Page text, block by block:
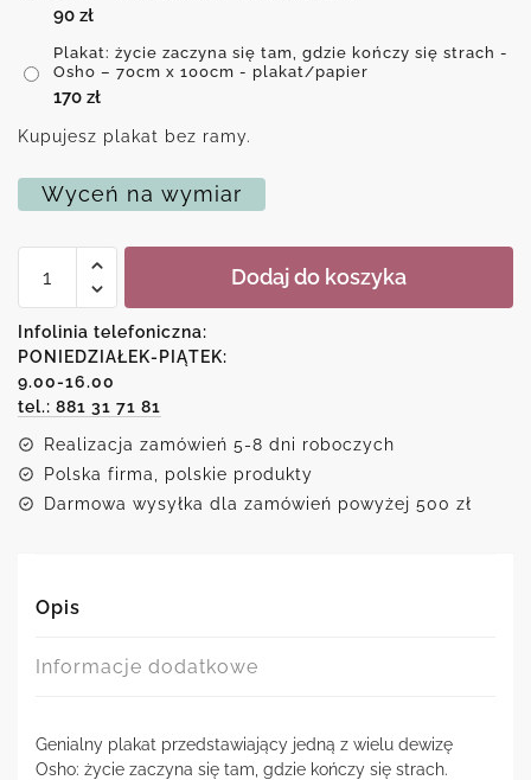
90 zł
Plakat: życie zaczyna się tam, gdzie kończy się strach -
Osho – 70cm x 100cm - plakat/papier
170 zł
Kupujesz plakat bez ramy.
Wyceń na wymiar
Plakat:
się
tam,
gdzie
kończy
strach
-
Dodaj do koszyka
Infolinia telefoniczna:
PONIEDZIAŁEK-PIĄTEK:
9.00-16.00
tel.: 881 31 71 81
Realizacja zamówień 5-8 dni roboczych
Polska firma, polskie produkty
Darmowa wysyłka dla zamówień powyżej 500 zł
Opis
Informacje dodatkowe
Genialny plakat przedstawiający jedną z wielu dewizę
Osho: życie zaczyna się tam, gdzie kończy się strach.